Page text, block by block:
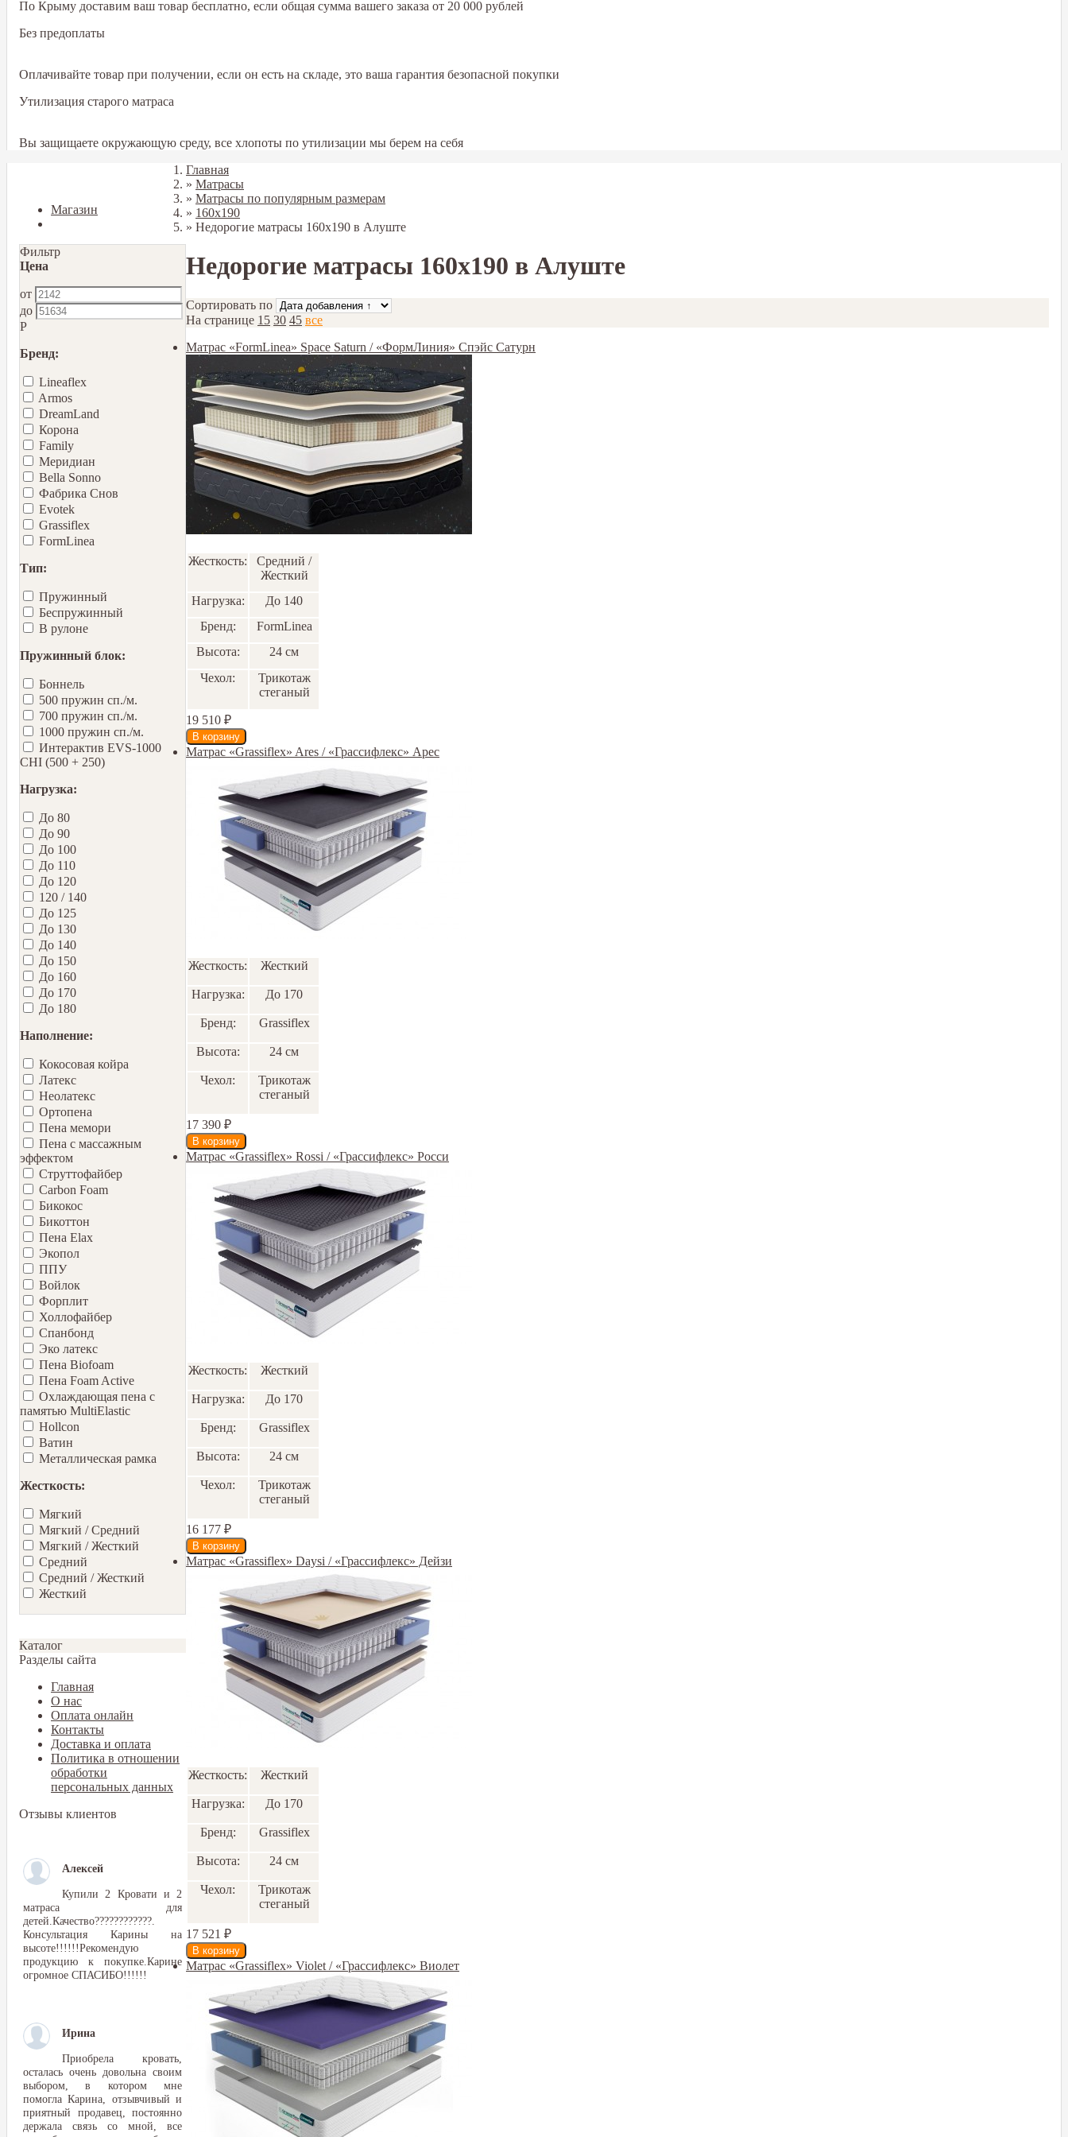
По Крыму доставим ваш товар бесплатно, если общая сумма вашего заказа от 20 000 рублей
Без предоплаты
Оплачивайте товар при получении, если он есть на складе, это ваша гарантия безопасной покупки
Утилизация старого матраса
Вы защищаете окружающую среду, все хлопоты по утилизации мы берем на себя
Магазин
Фильтр
Цена
от
до
Р
Бренд:
Lineaflex
Armos
DreamLand
Корона
Family
Меридиан
Bella Sonno
Фабрика Снов
Еvotek
Grassiflex
FormLinea
Тип:
Пружинный
Беспружинный
В рулоне
Пружинный блок:
Боннель
500 пружин сп./м.
700 пружин сп./м.
1000 пружин сп./м.
Интерактив EVS-1000
CHI (500 + 250)
Нагрузка:
До 80
До 90
До 100
До 110
До 120
120 / 140
До 125
До 130
До 140
До 150
До 160
До 170
До 180
Наполнение:
Кокосовая койра
Латекс
Неолатекс
Ортопена
Пена мемори
Пена с массажным
эффектом
Струттофайбер
Carbon Foam
Бикокос
Бикоттон
Пена Elax
Экопол
ППУ
Войлок
Форплит
Холлофайбер
Спанбонд
Эко латекс
Пена Biofoam
Пена Foam Active
Охлаждающая пена с
памятью MultiElastic
Hollcon
Ватин
Металлическая рамка
Жесткость:
Мягкий
Мягкий / Средний
Мягкий / Жесткий
Средний
Средний / Жесткий
Жесткий
Каталог
Разделы сайта
Главная
О нас
Оплата онлайн
Контакты
Доставка и оплата
Политика в отношении
обработки
персональных данных
Отзывы клиентов
Алексей
Купили 2 Кровати и 2
матраса для
детей.Качество????????????.
Консультация Карины на
высоте!!!!!!Рекомендую
продукцию к покупке.Карине
огромное СПАСИБО!!!!!!
Ирина
Приобрела кровать,
осталась очень довольна своим
выбором, в котором мне
помогла Карина, отзывчивый и
приятный продавец, постоянно
держала связь со мной, все
Главная
» Матрасы
» Матрасы по популярным размерам
» 160х190
» Недорогие матрасы 160х190 в Алуште
Недорогие матрасы 160х190 в Алуште
Сортировать по
На странице 15 30 45 все
Матрас «FormLinea» Space Saturn / «ФормЛиния» Спэйс Сатурн
Жесткость:
Средний /
Жесткий
Нагрузка:
До 140
Бренд:
FormLinea
Высота:
24 см
Чехол:
Трикотаж
стеганый
19 510 ₽
Матрас «Grassiflex» Ares / «Грассифлекс» Арес
Жесткость: Жесткий
Нагрузка: До 170
Бренд: Grassiflex
Высота: 24 см
Чехол:
Трикотаж
стеганый
17 390 ₽
Матрас «Grassiflex» Rossi / «Грассифлекс» Росси
Жесткость: Жесткий
Нагрузка: До 170
Бренд: Grassiflex
Высота: 24 см
Чехол:
Трикотаж
стеганый
16 177 ₽
Матрас «Grassiflex» Daysi / «Грассифлекс» Дейзи
Жесткость: Жесткий
Нагрузка: До 170
Бренд: Grassiflex
Высота: 24 см
Чехол:
Трикотаж
стеганый
17 521 ₽
Матрас «Grassiflex» Violet / «Грассифлекс» Виолет